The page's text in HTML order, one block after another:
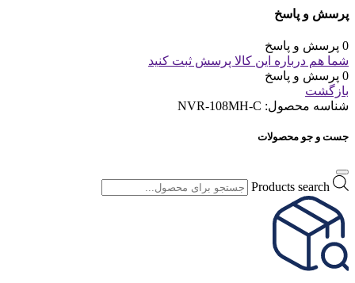
پرسش و پاسخ
0 پرسش و پاسخ
شما هم درباره این کالا پرسش ثبت کنید
0 پرسش و پاسخ
بازگشت
شناسه محصول: NVR-108MH-C
جست و جو محصولات
Products search